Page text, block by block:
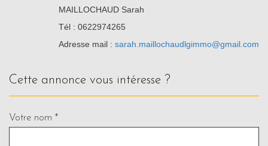
MAILLOCHAUD Sarah
Tél : 0622974265
Adresse mail : sarah.maillochaudlgimmo@gmail.com
cette annonce vous intéresse ?
Votre nom *